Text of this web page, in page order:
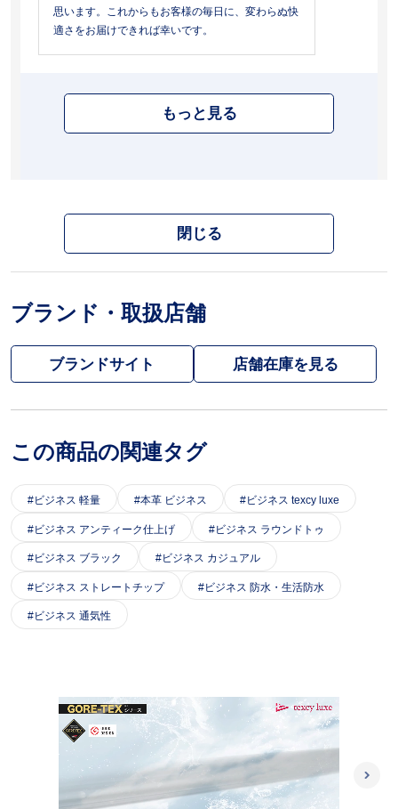
思います。これからもお客様の毎日に、変わらぬ快
適さをお届けできれば幸いです。
もっと見る
閉じる
ブランド・取扱店舗
ブランドサイト
この商品の関連タグ
ビジネス 軽量 本革 ビジネス ビジネス texcy luxe
ビジネス アンティーク仕上げ ビジネス ラウンドトゥ
ビジネス ブラック ビジネス カジュアル
ビジネス ストレートチップ ビジネス 防水・生活防水
ビジネス 通気性